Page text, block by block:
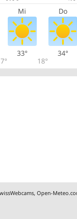
Mi Do
33°
18°
34°
,Open-